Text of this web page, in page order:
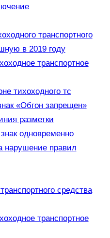
транспортного
в 2019 году
транспортное
тихоходного тс
«Обгон запрещен»
разметки
одновременно
нарушение правил
средства
транспортное